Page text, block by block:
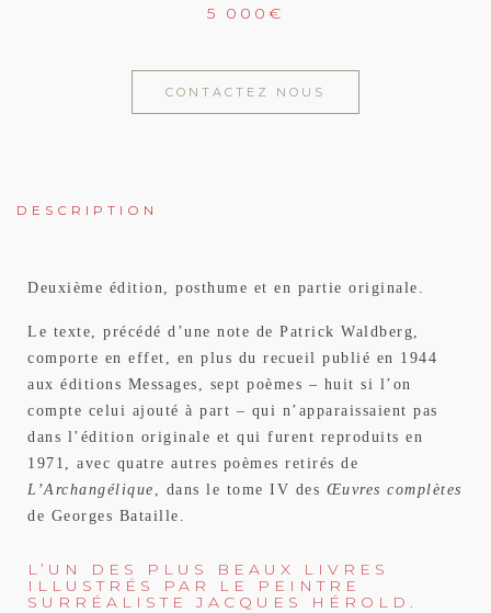
5 000 €
CONTACTEZ NOUS
DESCRIPTION
Deuxième édition, posthume et en partie originale.
Le texte, précédé d’une note de Patrick Waldberg,
comporte en effet, en plus du recueil publié en 1944
aux éditions Messages, sept poèmes – huit si l’on
compte celui ajouté à part – qui n’apparaissaient pas
dans l’édition originale et qui furent reproduits en
1971, avec quatre autres poèmes retirés de
L’Archangélique , dans le tome IV des Œuvres complètes
de Georges Bataille.
L’UN DES PLUS BEAUX LIVRES
ILLUSTRÉS PAR LE PEINTRE
SURRÉALISTE JACQUES HÉROLD.